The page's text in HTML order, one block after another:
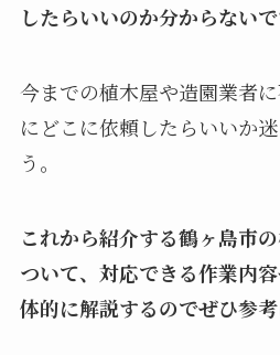
したらいいのか分からないで
今までの植木屋や造園業者
にどこに依頼したらいいか
う。
これから紹介する鶴ヶ島市
ついて、対応できる作業内
体的に解説するのでぜひ参考